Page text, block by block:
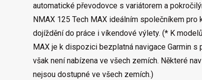
automatické převodovce s variátorem a
NMAX 125 Tech MAX ideálním společníkem pro
dojíždění do práce i víkendové výlety. (* K
MAX je k dispozici bezplatná navigace Garmin s
však není nabízena ve všech zemích. Některé
nejsou dostupné ve všech zemích.)